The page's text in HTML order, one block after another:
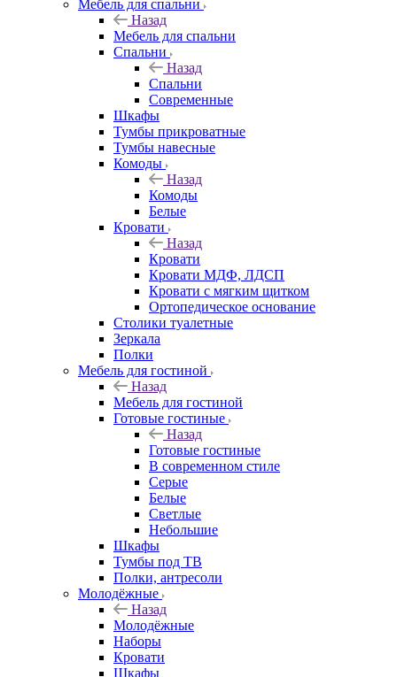
Мебель для спальни
Назад
Мебель для спальни
Спальни
Назад
Спальни
Современные
Шкафы
Тумбы прикроватные
Тумбы навесные
Комоды
Назад
Комоды
Белые
Кровати
Назад
Кровати
Кровати МДФ, ЛДСП
Кровати с мягким щитком
Ортопедическое основание
Столики туалетные
Зеркала
Полки
Мебель для гостиной
Назад
Мебель для гостиной
Готовые гостиные
Назад
Готовые гостиные
В современном стиле
Серые
Белые
Светлые
Небольшие
Шкафы
Тумбы под ТВ
Полки, антресоли
Молодёжные
Назад
Молодёжные
Наборы
Кровати
Шкафы